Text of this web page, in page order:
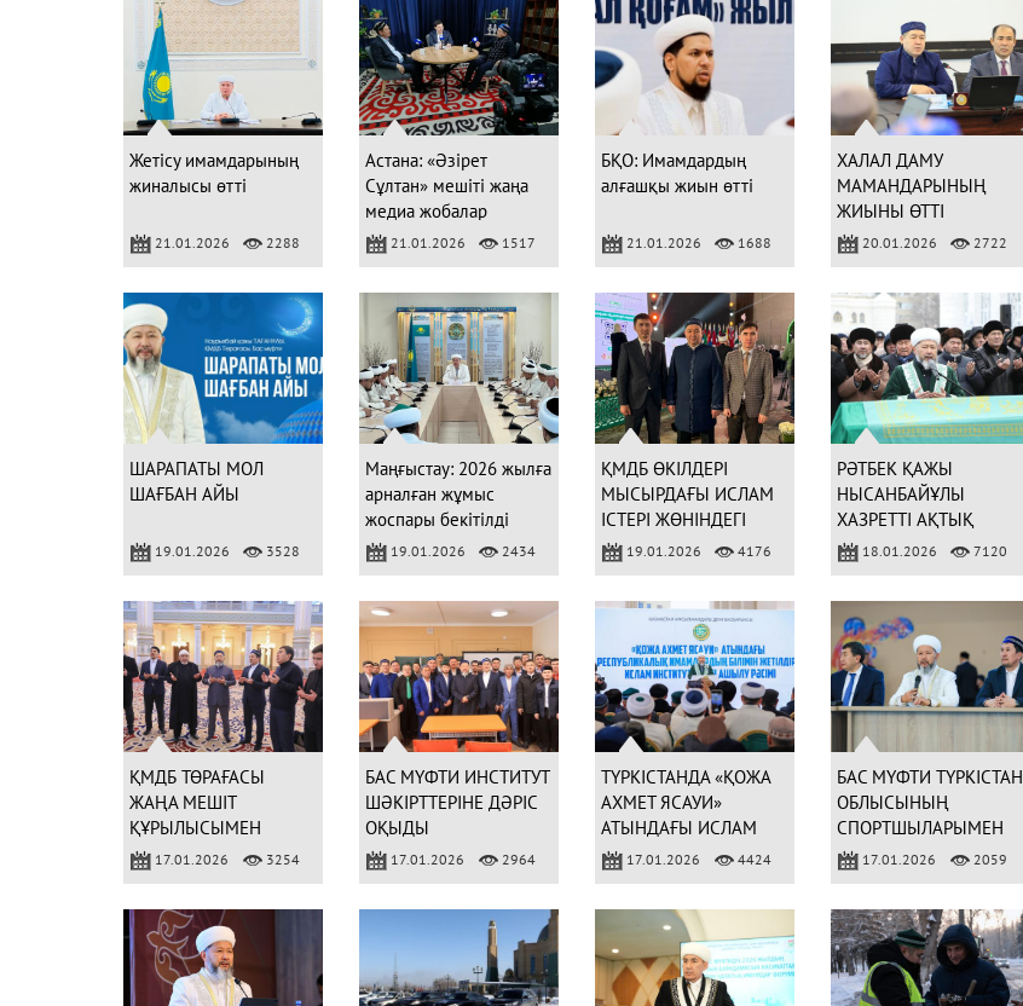
Жетісу имамдарының
жиналысы өтті
21.01.2026 2288
Астана: «Әзірет
Сұлтан» мешіті жаңа
медиа жобалар
ұсынады
21.01.2026 1517
БҚО: Имамдардың
алғашқы жиын өтті
21.01.2026 1688
ХАЛАЛ ДАМУ
МАМАНДАРЫНЫҢ
ЖИЫНЫ ӨТТІ
20.01.2026 2722
ШАРАПАТЫ МОЛ
ШАҒБАН АЙЫ
19.01.2026 3528
Маңғыстау: 2026 жылға
арналған жұмыс
жоспары бекітілді
19.01.2026 2434
ҚМДБ ӨКІЛДЕРІ
МЫСЫРДАҒЫ ИСЛАМ
ІСТЕРІ ЖӨНІНДЕГІ
ХАЛЫҚАРАЛЫҚ
КОНФЕРЕНЦИЯҒА
19.01.2026 4176
РӘТБЕК ҚАЖЫ
НЫСАНБАЙҰЛЫ
ХАЗРЕТТІ АҚТЫҚ
САПАРҒА ШЫҒАРЫП
САЛУ РӘСІМІ ӨТТІ
18.01.2026 7120
ҚМДБ ТӨРАҒАСЫ
ЖАҢА МЕШІТ
ҚҰРЫЛЫСЫМЕН
ТАНЫСТЫ
17.01.2026 3254
БАС МҮФТИ ИНСТИТУТ
ШӘКІРТТЕРІНЕ ДӘРІС
ОҚЫДЫ
17.01.2026 2964
ТҮРКІСТАНДА «ҚОЖА
АХМЕТ ЯСАУИ»
АТЫНДАҒЫ ИСЛАМ
ИНСТИТУТЫ АШЫЛДЫ
17.01.2026 4424
БАС МҮФТИ ТҮРКІСТАН
ОБЛЫСЫНЫҢ
СПОРТШЫЛАРЫМЕН
КЕЗДЕСТІ
17.01.2026 2059